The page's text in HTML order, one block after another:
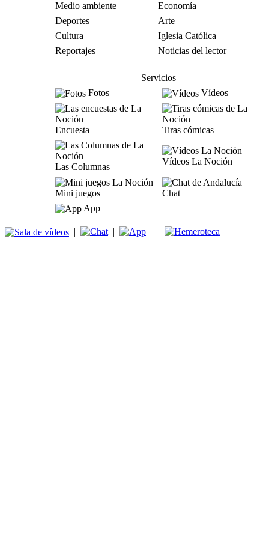
Medio ambiente
Economía
Deportes
Arte
Cultura
Iglesia Católica
Reportajes
Noticias del lector
Servicios
Fotos
Vídeos
Encuesta Tiras cómicas
Las Columnas
Vídeos La Noción
Mini juegos
Chat
App
| | |